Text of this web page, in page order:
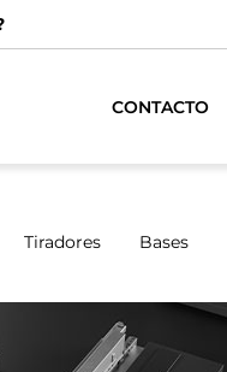
CONTACTO
Tiradores Bases